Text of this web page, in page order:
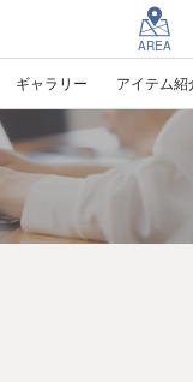
AREA
ギャラリー アイテム紹